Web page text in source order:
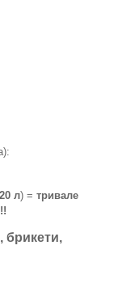
л) = тривале
брикети,